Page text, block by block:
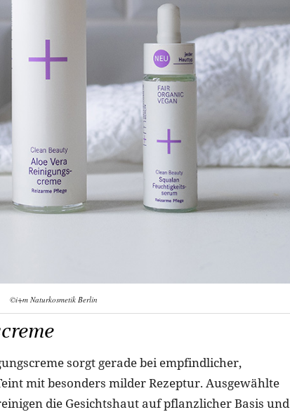
©i+m Naturkosmetik Berlin
sorgt gerade bei empfindlicher,
mit besonders milder Rezeptur. Ausgewählte
die Gesichtshaut auf pflanzlicher Basis und